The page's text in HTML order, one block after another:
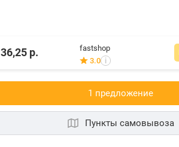
36,25 р.
fastshop
3.0 i
1 предложениe
Пункты самовывоза